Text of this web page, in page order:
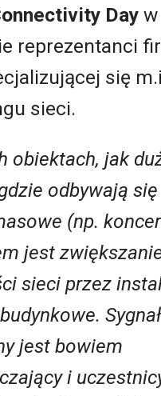
Day w
reprezentanci
się
sieci.
obiektach, jak
odbywają się
(np.
jest
sieci przez
Sygnał
jest bowiem
i